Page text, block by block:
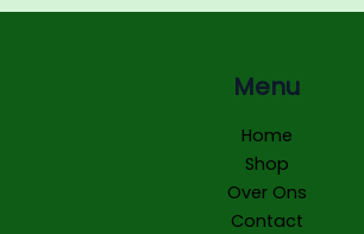
Menu
Home
Shop
Over Ons
Contact